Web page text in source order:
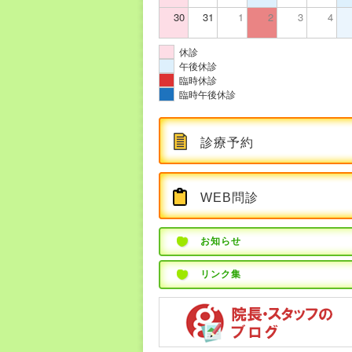
30 31 1 2 3 4
休診
午後休診
臨時休診
臨時午後休診
診療予約
WEB問診
お知らせ
リンク集